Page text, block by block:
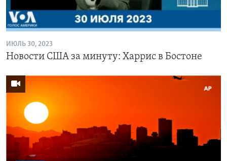
Learning English
СОЦИАЛЬНЫЕ СЕТИ
Языки
ИЮЛЬ 30, 2023
Новости США за минуту: Харрис в Бостоне